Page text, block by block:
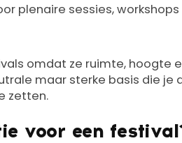
plenaire sessies,
omdat ze ruimte, hoogte
maar sterke basis die je
zetten.
voor een